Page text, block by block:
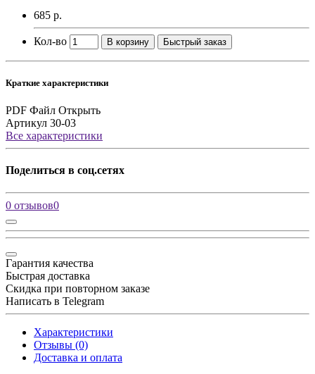
685 р.
Кол-во В корзину Быстрый заказ
Краткие характеристики
PDF Файл Открыть
Артикул 30-03
Все характеристики
Поделиться в соц.сетях
0 отзывов0
Гарантия качества
Быстрая доставка
Скидка при повторном заказе
Написать в Telegram
Характеристики
Отзывы (0)
Доставка и оплата